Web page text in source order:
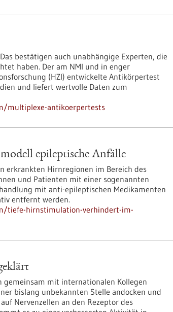
bestätigen auch unabhängige Experten, die
haben. Der am NMI und in enger
(HZI) entwickelte Antikörpertest
und liefert wertvolle Daten zum
multiplexe-antikoerpertests
epileptische Anfälle
erkrankten Hirnregionen im Bereich des
und Patienten mit einer sogenannten
mit anti-epileptischen Medikamenten
entfernt werden.
tiefe-hirnstimulation-verhindert-im-
gemeinsam mit internationalen Kollegen
bislang unbekannten Stelle andocken und
Nervenzellen an den Rezeptor des